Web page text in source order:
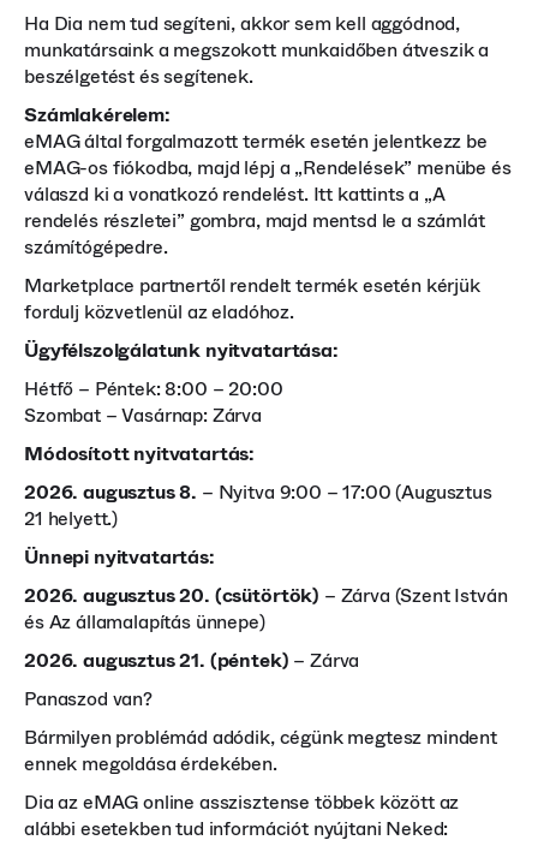
Ha Dia nem tud segíteni, akkor sem kell aggódnod,
munkatársaink a megszokott munkaidőben átveszik a
beszélgetést és segítenek.
Számlakérelem:
eMAG által forgalmazott termék esetén jelentkezz be
eMAG-os fiókodba, majd lépj a „Rendelések” menübe és
válaszd ki a vonatkozó rendelést. Itt kattints a „A
rendelés részletei” gombra, majd mentsd le a számlát
számítógépedre.
Marketplace partnertől rendelt termék esetén kérjük
fordulj közvetlenül az eladóhoz.
Ügyfélszolgálatunk nyitvatartása:
Hétfő – Péntek: 8:00 – 20:00
Szombat – Vasárnap: Zárva
Módosított nyitvatartás:
2026. augusztus 8. – Nyitva 9:00 – 17:00 (Augusztus
21 helyett.)
Ünnepi nyitvatartás:
2026. augusztus 20. (csütörtök) – Zárva (Szent István
és Az államalapítás ünnepe)
2026. augusztus 21. (péntek) – Zárva
Panaszod van?
Bármilyen problémád adódik, cégünk megtesz mindent
ennek megoldása érdekében.
Dia az eMAG online asszisztense többek között az
alábbi esetekben tud információt nyújtani Neked: